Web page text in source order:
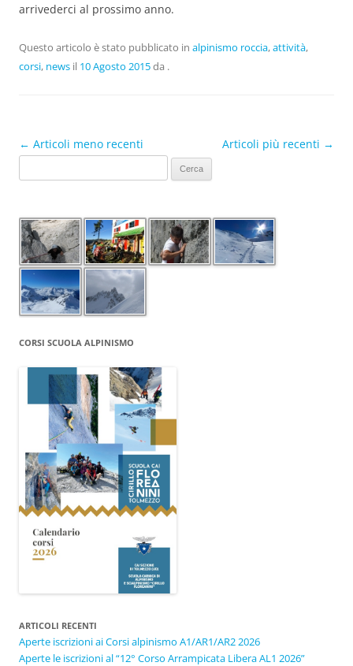
arrivederci al prossimo anno.
Questo articolo è stato pubblicato in alpinismo roccia,attività,
corsi, news il 10 Agosto 2015da .
Navigazione articolo
← Articoli meno recenti Articoli più recenti →
per:
CORSI SCUOLA ALPINISMO
ARTICOLI RECENTI
Aperte iscrizioni ai Corsi alpinismo A1/AR1/AR2 2026
Aperte le iscrizioni al “12° Corso Arrampicata Libera AL1 2026”